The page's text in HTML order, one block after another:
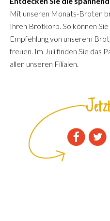
Mit unseren Monats-Broten
Ihren Brotkorb. So können
Empfehlung von unserem
freuen. Im Juli finden Sie das
allen unseren Filialen.